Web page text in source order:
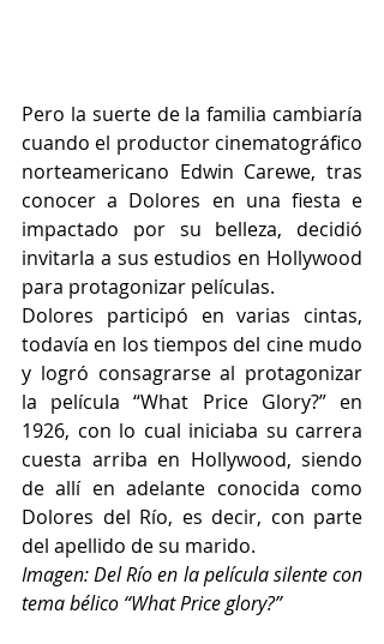
Pero la suerte de la familia cambiaría
cuando el productor cinematográfico
norteamericano Edwin Carewe, tras
conocer a Dolores en una fiesta e
impactado por su belleza, decidió
invitarla a sus estudios en Hollywood
para protagonizar películas.
Dolores participó en varias cintas,
todavía en los tiempos del cine mudo
y logró consagrarse al protagonizar
la película “What Price Glory?” en
1926, con lo cual iniciaba su carrera
cuesta arriba en Hollywood, siendo
de allí en adelante conocida como
Dolores del Río, es decir, con parte
del apellido de su marido.
Imagen: Del Río en la película silente con
tema bélico “What Price glory?”